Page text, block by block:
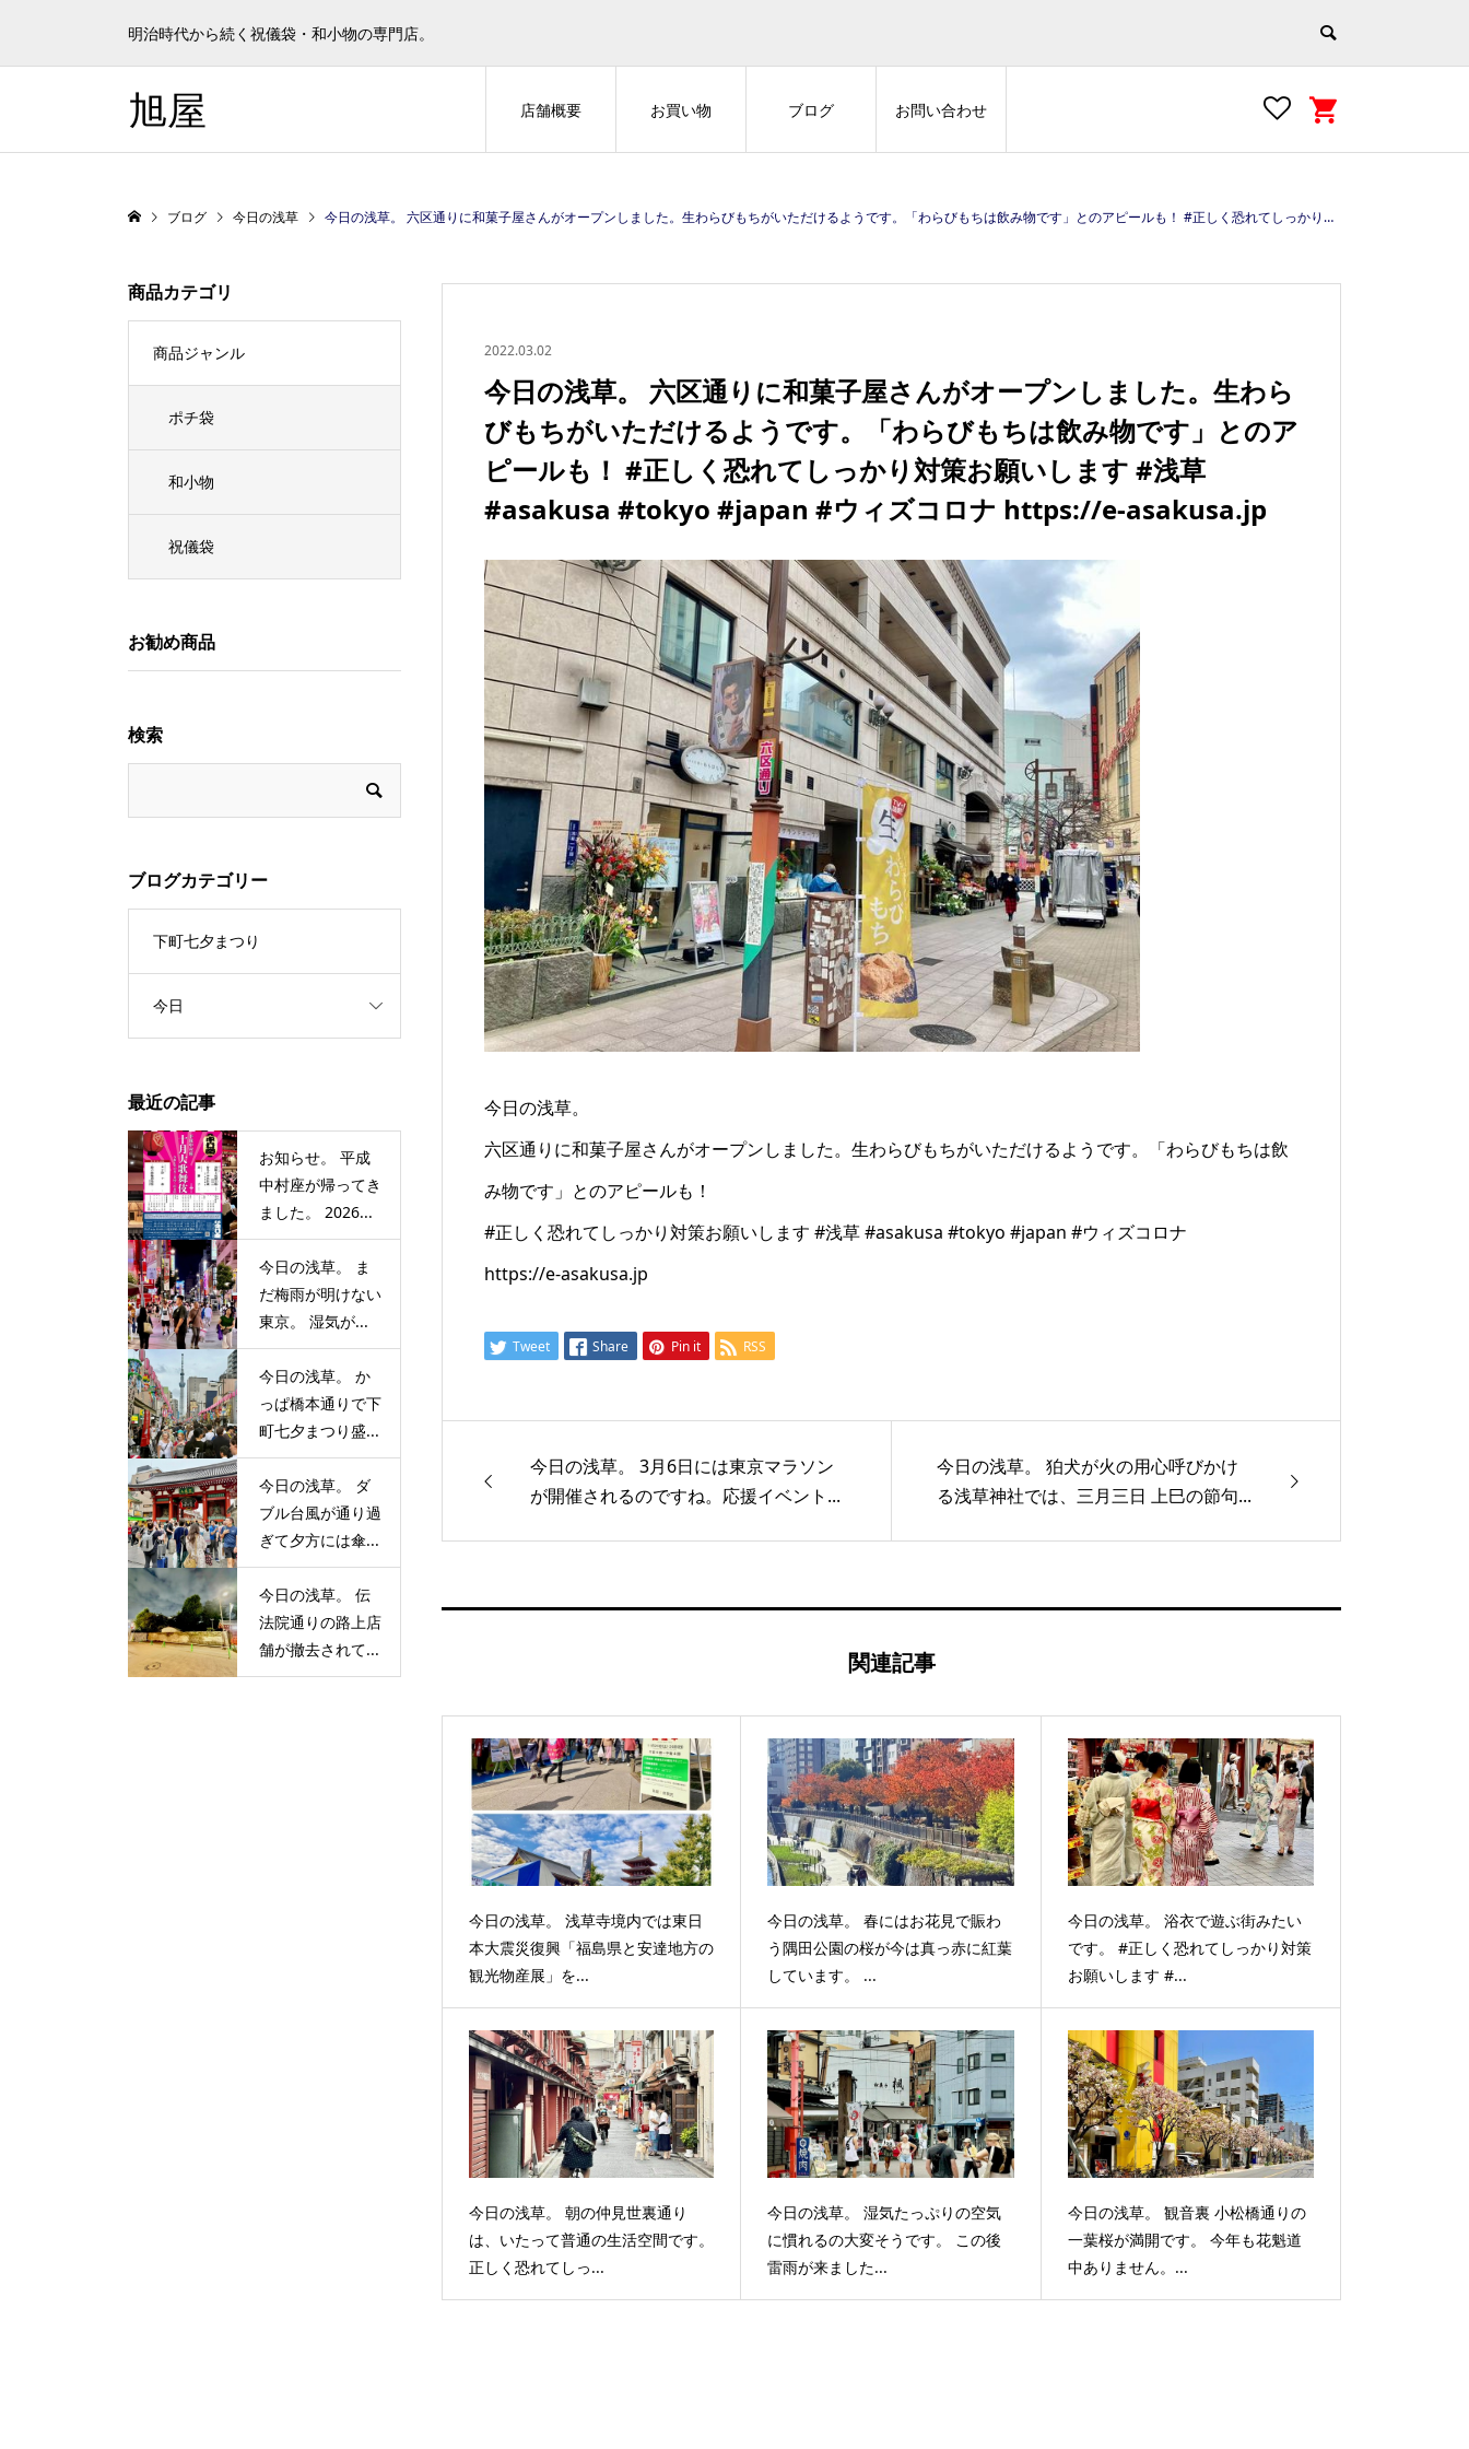
明治時代から続く祝儀袋・和小物の専門店。
旭屋 店舗概要 お買い物 ブログ お問い合わせ
ブログ 今日の浅草 今日の浅草。 六区通りに和菓子屋さんがオープンしました。生わらびもちがいただけるようです。「わらびもちは飲み物です」とのアピールも！ #正しく恐れてしっかり対策お願いします #浅草 #asakusa #tokyo #japan #ウィズコロナ https://e-asakusa.jp
2022.03.02
今日の浅草。 六区通りに和菓子屋さんがオープンしました。生わら
びもちがいただけるようです。「わらびもちは飲み物です」とのア
ピールも！ #正しく恐れてしっかり対策お願いします #浅草
#asakusa #tokyo #japan #ウィズコロナ https://e-asakusa.jp
今日の浅草。
六区通りに和菓子屋さんがオープンしました。生わらびもちがいただけるようです。「わらびもちは飲
み物です」とのアピールも！
#正しく恐れてしっかり対策お願いします #浅草 #asakusa #tokyo #japan #ウィズコロナ
https://e-asakusa.jp
Tweet Share Pin it RSS
今日の浅草。 3月6日には東京マラソン
が開催されるのですね。応援イベント...
今日の浅草。 狛犬が火の用心呼びかけ
る浅草神社では、三月三日 上巳の節句...
関連記事
今日の浅草。 浅草寺境内では東日
本大震災復興「福島県と安達地方の
観光物産展」を...
今日の浅草。 春にはお花見で賑わ
う隅田公園の桜が今は真っ赤に紅葉
しています。 ...
今日の浅草。 浴衣で遊ぶ街みたい
です。 #正しく恐れてしっかり対策
お願いします #...
今日の浅草。 朝の仲見世裏通り
は、いたって普通の生活空間です。
正しく恐れてしっ...
今日の浅草。 湿気たっぷりの空気
に慣れるの大変そうです。 この後
雷雨が来ました...
今日の浅草。 観音裏 小松橋通りの
一葉桜が満開です。 今年も花魁道
中ありません。...
商品カテゴリ
商品ジャンル
ポチ袋
和小物
祝儀袋
お勧め商品
検索
ブログカテゴリー
下町七夕まつり
今日
最近の記事
お知らせ。 平成
中村座が帰ってき
ました。 2026...
今日の浅草。 ま
だ梅雨が明けない
東京。 湿気が...
今日の浅草。 か
っぱ橋本通りで下
町七夕まつり盛...
今日の浅草。 ダ
ブル台風が通り過
ぎて夕方には傘...
今日の浅草。 伝
法院通りの路上店
舗が撤去されて...